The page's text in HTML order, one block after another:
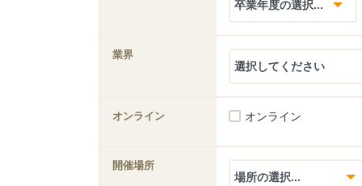
業界
オンライン オンライン
開催場所